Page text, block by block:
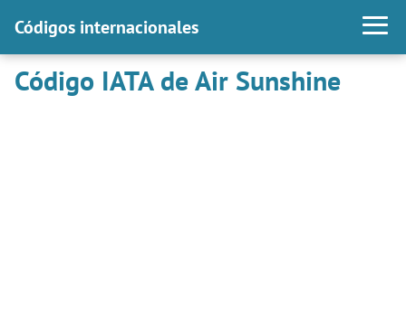
Códigos internacionales
Código IATA de Air Sunshine